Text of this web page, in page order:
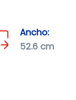
Ancho:
52.6 cm